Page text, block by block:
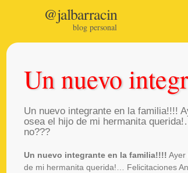
@jalbarracin
blog personal
Un nuevo
Un nuevo integrante en la familia!!!!
osea el hijo de mi hermanita
no???
Un nuevo integrante en la familia!!!! Ayer
de mi hermanita querida!… Felicitaciones